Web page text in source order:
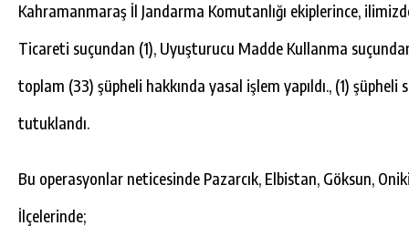
Kahramanmaraş İl Jandarma Komutanlığı ekiplerince,
Ticareti suçundan (1), Uyuşturucu Madde Kullanma
toplam (33) şüpheli hakkında yasal işlem yapıldı., (1)
tutuklandı.
Bu operasyonlar neticesinde Pazarcık, Elbistan, Göksun,
İlçelerinde;